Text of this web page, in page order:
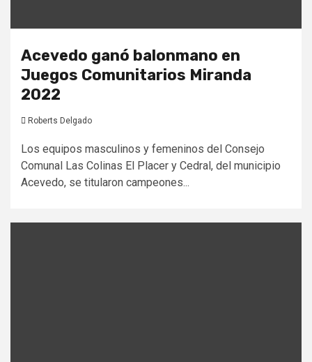
Acevedo ganó balonmano en
Juegos Comunitarios Miranda
2022
Roberts Delgado
Los equipos masculinos y femeninos del Consejo
Comunal Las Colinas El Placer y Cedral, del municipio
Acevedo, se titularon campeones...